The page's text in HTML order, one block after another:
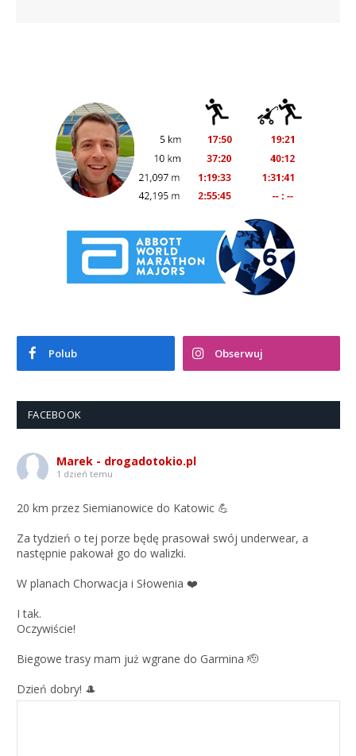
Polub Obserwuj
FACEBOOK
Marek - drogadotokio.pl
1 dzień temu
20 km przez Siemianowice do Katowic 💪
Za tydzień o tej porze będę prasował swój underwear, a
następnie pakował go do walizki.
W planach Chorwacja i Słowenia ❤️
I tak.
Oczywiście!
Biegowe trasy mam już wgrane do Garmina 🫡
Dzień dobry! 🎩